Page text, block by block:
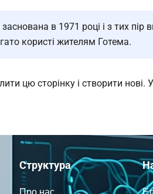
в 1971 році і з тих пір
користі жителям Готема.
цю сторінку і створити нові.
Структура